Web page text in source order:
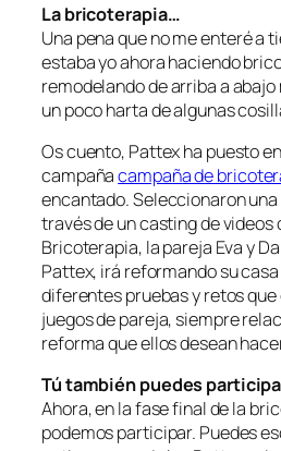
La bricoterapia…
Una pena que no me enteré a
estaba yo ahora haciendo
remodelando de arriba a
un poco harta de algunas
Os cuento, Pattex ha puesto
campañacampaña de
encantado. Seleccionaron una
través de un casting de
Bricoterapia, la pareja Eva y
Pattex, irá reformando su
diferentes pruebas y retos
juegos de pareja, siempre
reforma que ellos desean
Tú también puedes
Ahora, en la fase final de la
podemos participar. Puedes